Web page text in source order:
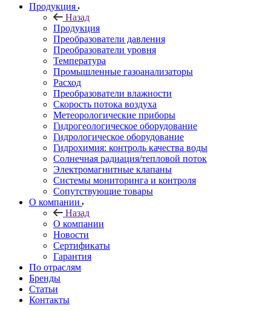
Продукция
Назад
Продукция
Преобразователи давления
Преобразователи уровня
Температура
Промышленные газоанализаторы
Расход
Преобразователи влажности
Скорость потока воздуха
Метеорологические приборы
Гидрогеологическое оборудование
Гидрологическое оборудование
Гидрохимия: контроль качества воды
Солнечная радиация/тепловой поток
Электромагнитные клапаны
Системы мониторинга и контроля
Сопутствующие товары
О компании
Назад
О компании
Новости
Сертификаты
Гарантия
По отраслям
Бренды
Статьи
Контакты